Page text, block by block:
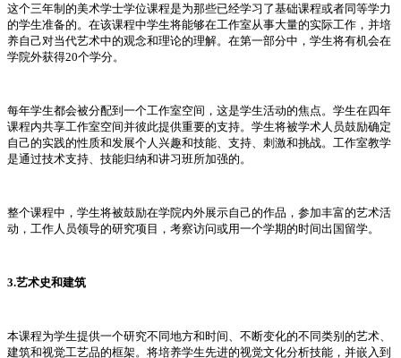
这个三年制的美术学士学位课程是为那些已经学习了基础课程或者同等学力
的学生准备的。在该课程中学生将能够在工作室从事大量的实际工作，并培
养自己对当代艺术中的观念和理论的理解。在第一部分中，学生将有机会在
学院外获得20个学分。
每年学生都会被分配到一个工作室空间，这是学生活动的焦点。学生在四年
课程内共享工作室空间并彼此提供重要的支持。学生将被学术人员鼓励确定
自己的实践的性质和发展个人兴趣和技能、支持、刺激和挑战。工作室教学
是通过技术支持、技能归纳和讲习班所加强的。
整个课程中，学生将被鼓励在学院内外展示自己的作品，参加丰富的艺术活
动，工作人员领导的研究项目，考察访问或用一个学期的时间出国留学。
3.艺术史和建筑
本课程为学生提供一个研究不同地方和时间、不断变化的不同类别的艺术、
建筑和视觉工艺品的框架。将培养学生先进的视觉文化分析技能，并嵌入到